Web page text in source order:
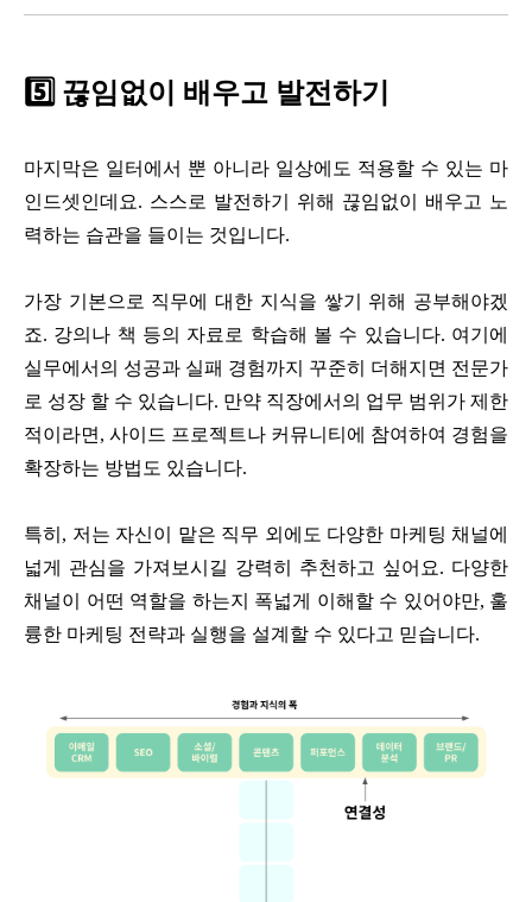
5️⃣ 끊임없이 배우고 발전하기
마지막은 일터에서 뿐 아니라 일상에도 적용할 수 있는 마
인드셋인데요. 스스로 발전하기 위해 끊임없이 배우고 노
력하는 습관을 들이는 것입니다.
가장 기본으로 직무에 대한 지식을 쌓기 위해 공부해야겠
죠. 강의나 책 등의 자료로 학습해 볼 수 있습니다. 여기에
실무에서의 성공과 실패 경험까지 꾸준히 더해지면 전문가
로 성장 할 수 있습니다. 만약 직장에서의 업무 범위가 제한
적이라면, 사이드 프로젝트나 커뮤니티에 참여하여 경험을
확장하는 방법도 있습니다.
특히, 저는 자신이 맡은 직무 외에도 다양한 마케팅 채널에
넓게 관심을 가져보시길 강력히 추천하고 싶어요. 다양한
채널이 어떤 역할을 하는지 폭넓게 이해할 수 있어야만, 훌
륭한 마케팅 전략과 실행을 설계할 수 있다고 믿습니다.